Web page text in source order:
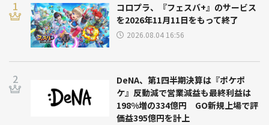
コロプラ、『フェスバ+』のサービス
を2026年11月11日をもって終了
2026.08.04 16:56
DeNA、第1四半期決算は『ポケポ
ケ』反動減で営業減益も最終利益は
198%増の334億円 GO新規上場で評
価益395億円を計上